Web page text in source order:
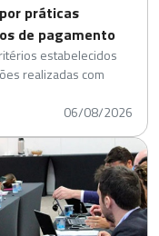
práticas
de pagamento
estabelecidos
realizadas com
06/08/2026